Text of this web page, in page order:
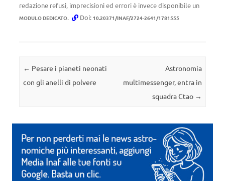
redazione refusi, imprecisioni ed errori è invece disponibile un
MODULO DEDICATO. Doi: 10.20371/INAF/2724-2641/1781555
Navigazione articolo
← Pesare i pianeti neonati
con gli anelli di polvere
Astronomia
multimessenger, entra in
squadra Ctao →